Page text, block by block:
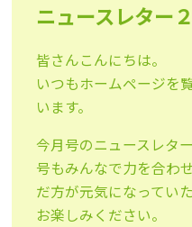
ニュースレター
皆さんこんにちは。
いつもホームページを
います。
今月号のニュースレタ
号もみんなで力を合わ
だ方が元気になってい
お楽しみください。